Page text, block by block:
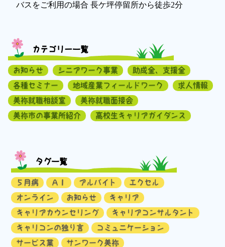
バスをご利用の場合 長ケ坪停留所から徒歩2分
カテゴリー一覧
お知らせ シニアワーク事業
助成金、支援金
各種セミナー
地域産業フィールドワーク
求人情報
美祢就職相談室
美祢就職面接会
美祢市の事業所紹介
高校生キャリアガイダンス
タグ一覧
５月病 ＡＩ アルバイト
エクセル
オンライン
お知らせ
キャリア
キャリアカウンセリング
キャリアコンサルタント
キャリコンの独り言
コミュニケーション
サービス業
サンワーク美祢